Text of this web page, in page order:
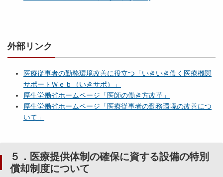
外部リンク
医療従事者の勤務環境改善に役立つ「いきいき働く医療機関
サポートＷｅｂ（いきサポ）」
厚生労働省ホームページ「医師の働き方改革」
厚生労働省ホームページ「医療従事者の勤務環境の改善につ
いて」
５．医療提供体制の確保に資する設備の特別
償却制度について